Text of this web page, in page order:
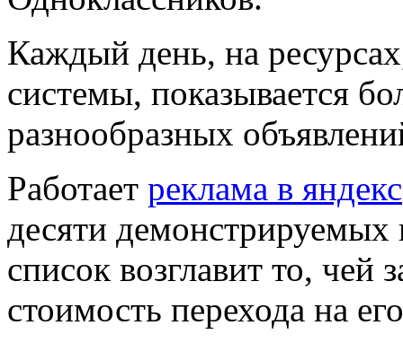
Каждый день, на
системы, показывается
разнообразных
Работает реклама в яндекс
десяти демонстрируемых
список возглавит то, чей
стоимость перехода на